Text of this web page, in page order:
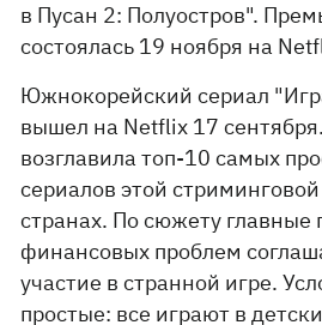
в Пусан 2: Полуостров".
состоялась 19 ноября на
Южнокорейский сериал
вышел на Netflix 17
возглавила топ-10 самых
сериалов этой
странах. По сюжету главные
финансовых проблем
участие в странной игре.
простые: все играют в